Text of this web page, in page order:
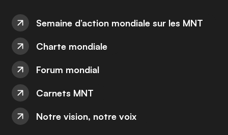
Semaine d’action mondiale sur les MNT
Charte mondiale
Forum mondial
Carnets MNT
Notre vision, notre voix